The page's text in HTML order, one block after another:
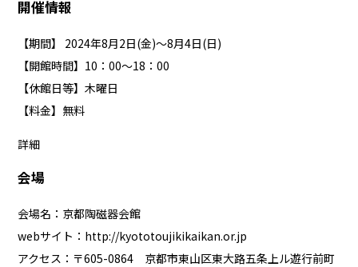
開催情報
【期間】 2024年8月2日(金)～8月4日(日)
【開館時間】10：00〜18：00
【休館日等】木曜日
【料金】無料
詳細
会場
会場名：京都陶磁器会館
webサイト： http://kyototoujikikaikan.or.jp
アクセス：〒605-0864 京都市東山区東大路五条上ル遊行前町